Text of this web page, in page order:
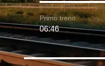
Primo treno:
06:46